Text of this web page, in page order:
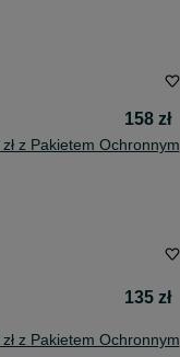
158 zł
z Pakietem Ochronnym
135 zł
z Pakietem Ochronnym